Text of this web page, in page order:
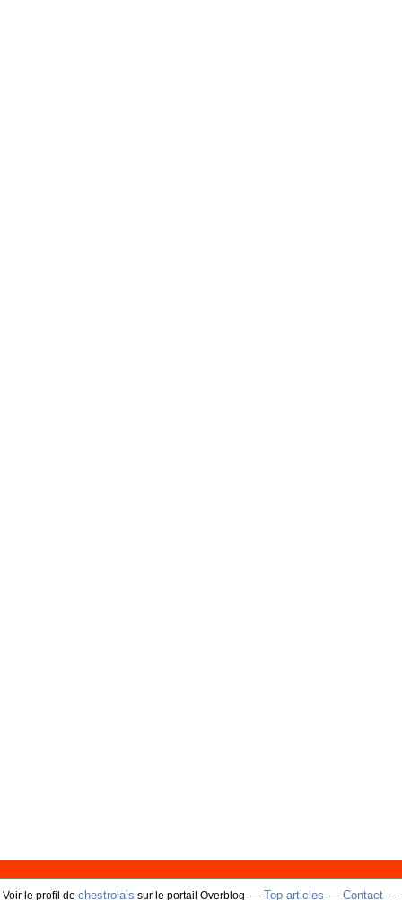
Voir le profil de chestrolais sur le portail Overblog Top articles Contact